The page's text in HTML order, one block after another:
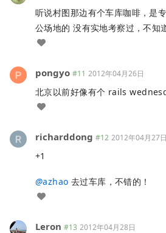
听说村图那边有个车库咖啡，是
公场地的 没有实地考察过，不知
pongyo #11 2012年04月26日
北京以前好像有个 rails
richarddong #12 2012年04月27日
+1
@azhao 去过车库，不错的！
Leron #13 2012年04月28日